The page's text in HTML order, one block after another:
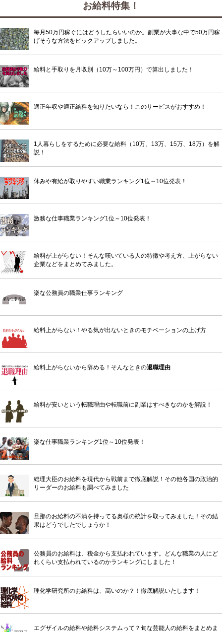
お給料特集！
毎月50万円稼ぐにはどうしたらいいのか。副業が大事な中で50万円稼
げそうな方法をピックアップしました。
給料と手取りを月収別（10万～100万円）で算出しました！
適正年収や適正給料を知りたいなら！このサービスがおすすめ！
1人暮らしをするために必要な給料（10万、13万、15万、18万）を解
説！
休みや有給が取りやすい職業ランキング1位～10位発表！
激務な仕事職業ランキング1位～10位発表！
給料が上がらない！そんな嘆いている人の特徴や考え方、上がらない
企業などをまとめてみました。
楽な公務員の職業仕事ランキング
給料上がらない！やる気が出ないときのモチベーションの上げ方
給料上がらないから辞める！そんなときの退職理由
給料が安いという転職理由や転職前に副業はすべきなのかを解説！
楽な仕事職業ランキング1位～10位発表！
総理大臣のお給料を現代から戦前まで徹底解説！その他各国の政治的
リーダーのお給料も調べてみました
旦那のお給料の不満を持ってる奥様の統計を取ってみました！その結
果はどうでしたでしょうか！
公務員のお給料は、税金から支払われています。どんな職業の人にど
れくらい支払われているのかランキングにしました！
理化学研究所のお給料は、高いのか？！徹底解説いたします！
エグザイルの給料や給料システムって？旬な芸能人の給料をまとめま